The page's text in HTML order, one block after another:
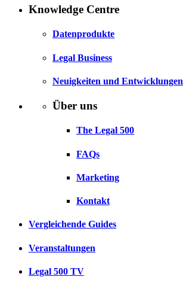
Knowledge Centre
Datenprodukte
Legal Business
Neuigkeiten und Entwicklungen
Über uns
The Legal 500
FAQs
Marketing
Kontakt
Vergleichende Guides
Veranstaltungen
Legal 500 TV